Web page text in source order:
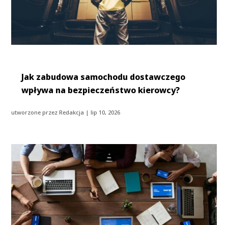
Jak zabudowa samochodu dostawczego
wpływa na bezpieczeństwo kierowcy?
utworzone przezRedakcja |lip 10, 2026